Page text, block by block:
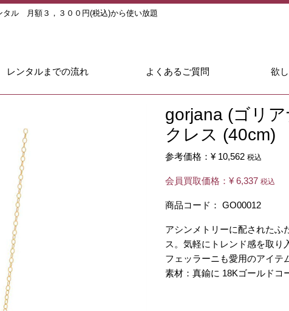
タル 月額３，３００円(税込)から使い放題
レンタルまでの流れ よくあるご質問 欲
gorjana (ゴリ
クレス (40cm)
参考価格： ¥ 10,562 税込
会員買取価格： ¥ 6,337 税込
商品コード： GO00012
アシンメトリーに配されたふ
ス。気軽にトレンド感を取り
フェッラーニも愛用のアイテ
素材：真鍮に 18Kゴールドコ